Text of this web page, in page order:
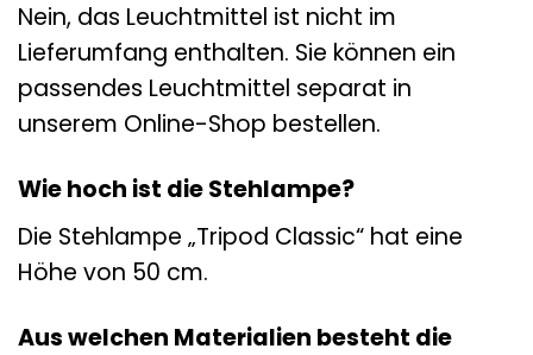
Nein, das Leuchtmittel ist nicht im
Lieferumfang enthalten. Sie können ein
passendes Leuchtmittel separat in
unserem Online-Shop bestellen.
Wie hoch ist die Stehlampe?
Die Stehlampe „Tripod Classic“ hat eine
Höhe von 50 cm.
Aus welchen Materialien besteht die